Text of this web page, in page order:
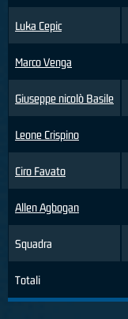
Luka Cepic
Marco Venga
Giuseppe nicolò Basile
Leone Crispino
Ciro Favato
Allen Agbogan
Squadra
Totali